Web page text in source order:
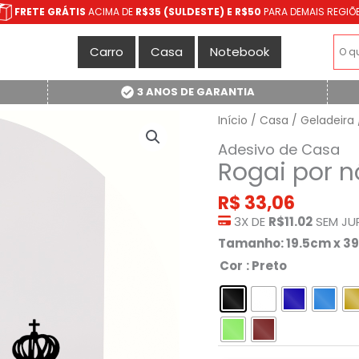
FRETE GRÁTIS ACIMA DE R$35 (SULDESTE) E R$50 PARA DEMAIS
Carro Casa Notebook
3 ANOS DE GARANTIA
Início / Casa / Geladeira
Adesivo de Casa
Rogai por
R$ 33,06
3X DE R$11.02SEM
Tamanho: 19.5cm x
Cor : Preto